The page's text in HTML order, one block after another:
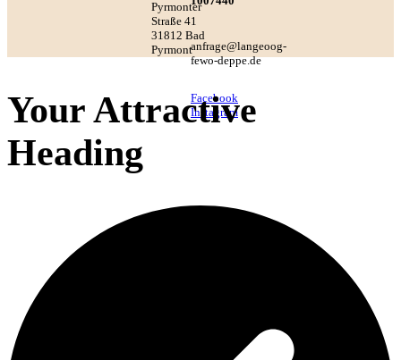
Pyrmonter
Straße 41
31812 Bad
Pyrmontanfrage@langeoog-
fewo-deppe.de
Facebook
Instagram
Your Attractive
Heading